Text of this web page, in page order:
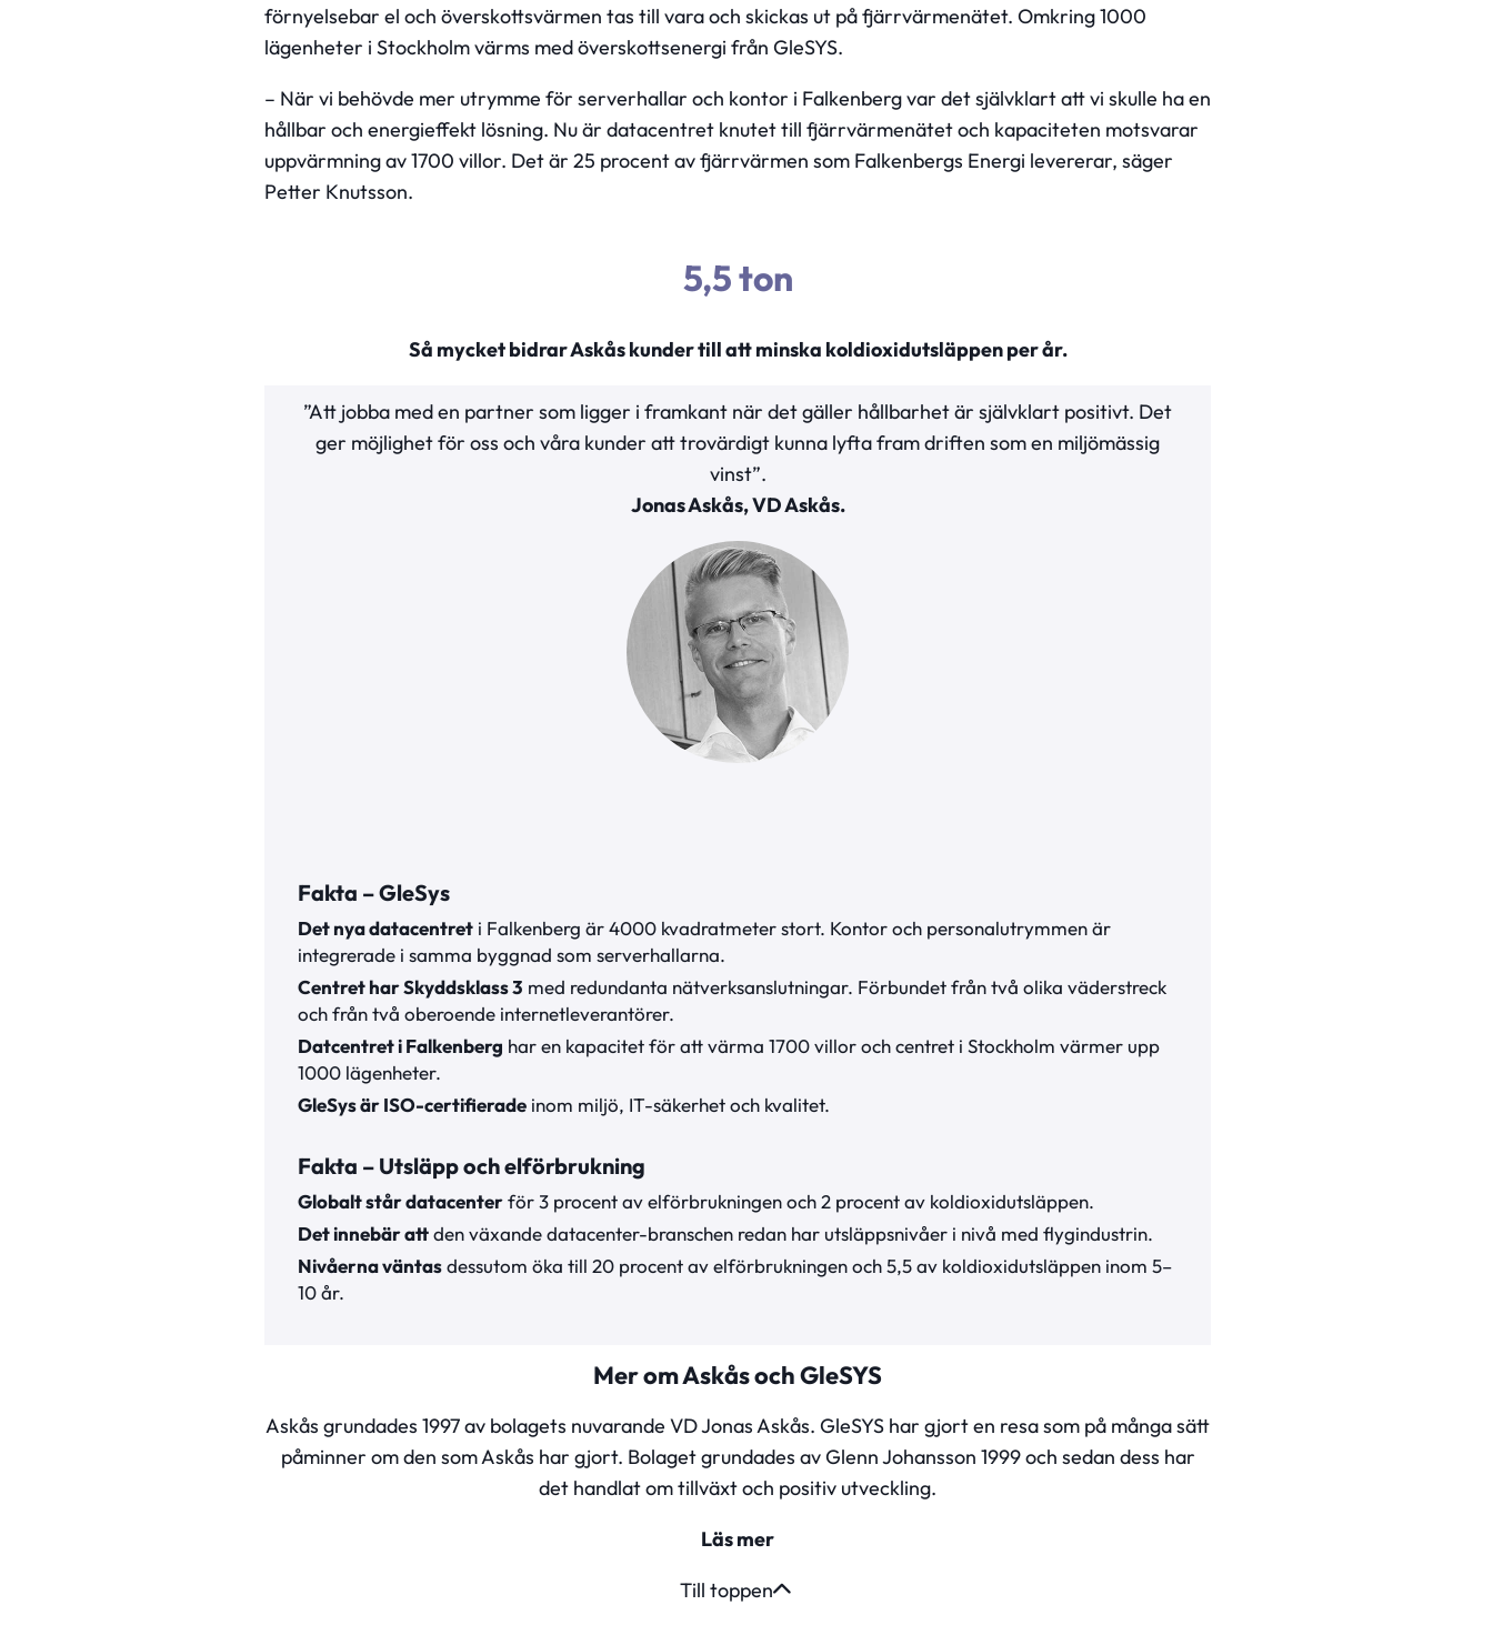
förnyelsebar el och överskottsvärmen tas till vara och skickas ut på fjärrvärmenätet. Omkring 1000
lägenheter i Stockholm värms med överskottsenergi från GleSYS.
– När vi behövde mer utrymme för serverhallar och kontor i Falkenberg var det självklart att vi skulle ha en
hållbar och energieffekt lösning. Nu är datacentret knutet till fjärrvärmenätet och kapaciteten motsvarar
uppvärmning av 1700 villor. Det är 25 procent av fjärrvärmen som Falkenbergs Energi levererar, säger
Petter Knutsson.
5,5 ton
Så mycket bidrar Askås kunder till att minska koldioxidutsläppen per år.
”Att jobba med en partner som ligger i framkant när det gäller hållbarhet är självklart positivt. Det
ger möjlighet för oss och våra kunder att trovärdigt kunna lyfta fram driften som en miljömässig
vinst”.
Jonas Askås, VD Askås.
Fakta – GleSys
Det nya datacentret i Falkenberg är 4000 kvadratmeter stort. Kontor och personalutrymmen är
integrerade i samma byggnad som serverhallarna.
Centret har Skyddsklass 3 med redundanta nätverksanslutningar. Förbundet från två olika väderstreck
och från två oberoende internetleverantörer.
Datcentret i Falkenberg har en kapacitet för att värma 1700 villor och centret i Stockholm värmer upp
1000 lägenheter.
GleSys är ISO-certifierade inom miljö, IT-säkerhet och kvalitet.
Fakta – Utsläpp och elförbrukning
Globalt står datacenterför 3 procent av elförbrukningen och 2 procent av koldioxidutsläppen.
Det innebär attden växande datacenter-branschen redan har utsläppsnivåer i nivå med flygindustrin.
Nivåerna väntasdessutom öka till 20 procent av elförbrukningen och 5,5 av koldioxidutsläppen inom 5­­–
10 år.
Mer om Askås och GleSYS
Askås grundades 1997 av bolagets nuvarande VD Jonas Askås. GleSYS har gjort en resa som på många sätt
påminner om den som Askås har gjort. Bolaget grundades av Glenn Johansson 1999 och sedan dess har
det handlat om tillväxt och positiv utveckling.
Läs mer
Till toppen